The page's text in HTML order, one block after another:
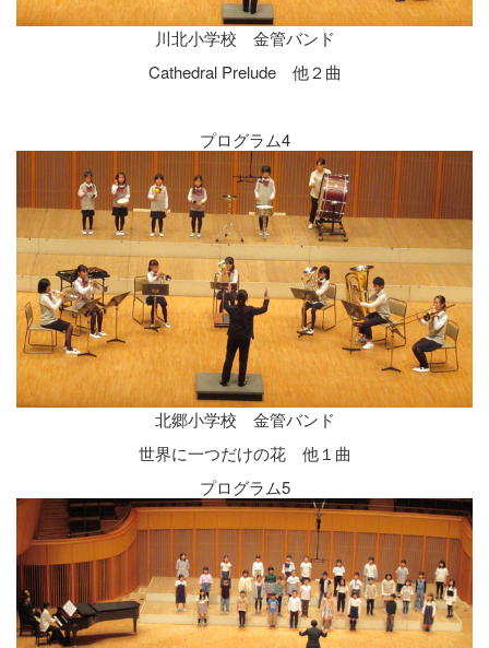
川北小学校 金管バンド
Cathedral Prelude 他２曲
プログラム4
北郷小学校 金管バンド
世界に一つだけの花 他１曲
プログラム5